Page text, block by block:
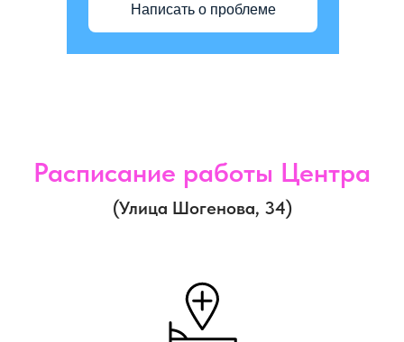
Написать о проблеме
Расписание работы Центра
(Улица Шогенова, 34)